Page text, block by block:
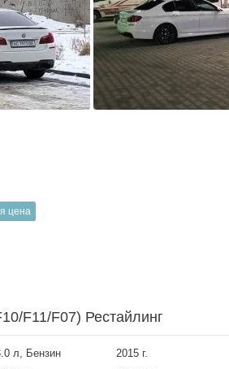
цена
F11/F07) Рестайлинг
л, Бензин
2015 г.